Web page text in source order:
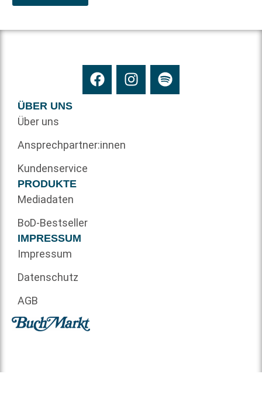
ÜBER UNS
Über uns
Ansprechpartner:innen
Kundenservice
PRODUKTE
Mediadaten
BoD-Bestseller
IMPRESSUM
Impressum
Datenschutz
AGB